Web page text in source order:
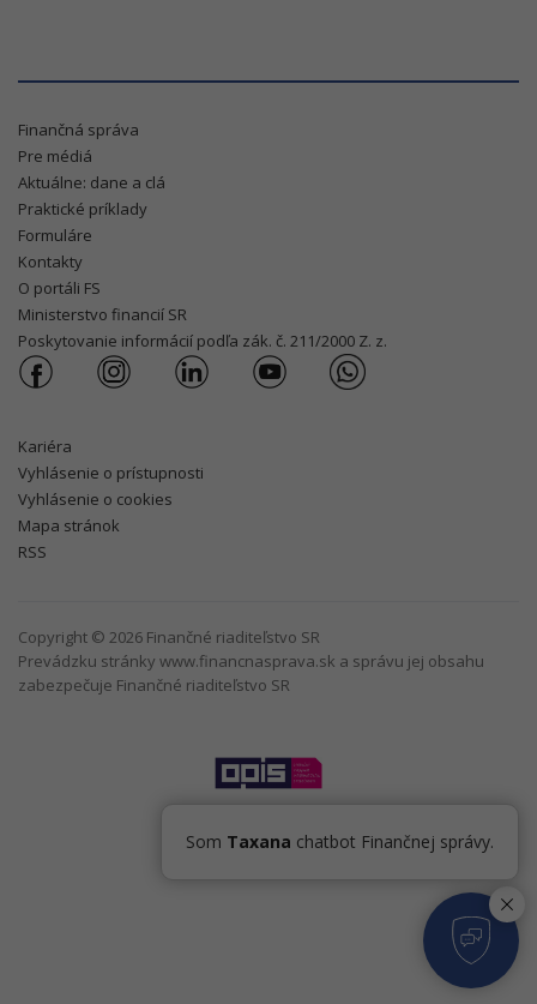
Finančná správa
Pre médiá
Aktuálne: dane a clá
Praktické príklady
Formuláre
Kontakty
O portáli FS
Ministerstvo financií SR
Poskytovanie informácií podľa zák. č. 211/2000 Z. z.
Kariéra
Vyhlásenie o prístupnosti
Vyhlásenie o cookies
Mapa stránok
RSS
Copyright © 2026 Finančné riaditeľstvo SR
Prevádzku stránky www.financnasprava.sk a správu jej obsahu
zabezpečuje Finančné riaditeľstvo SR
Som Taxana chatbot Finančnej správy.